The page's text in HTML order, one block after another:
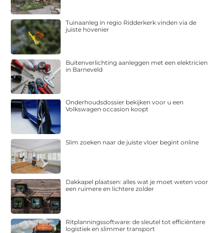
Tuinaanleg in regio Ridderkerk vinden via de
juiste hovenier
Buitenverlichting aanleggen met een elektricien
in Barneveld
Onderhoudsdossier bekijken voor u een
Volkswagen occasion koopt
Slim zoeken naar de juiste vloer begint online
Dakkapel plaatsen: alles wat je moet weten voor
een ruimere en lichtere zolder
Ritplanningssoftware: de sleutel tot efficiëntere
logistiek en slimmer transport